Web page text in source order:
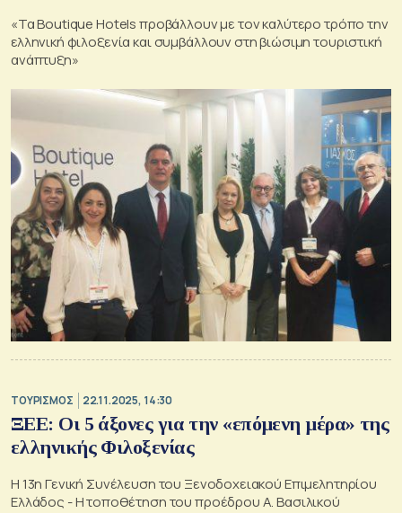
«Τα Boutique Hotels προβάλλουν με τον καλύτερο τρόπο την
ελληνική φιλοξενία και συμβάλλουν στη βιώσιμη τουριστική
ανάπτυξη»
ΤΟΥΡΙΣΜΟΣ 22.11.2025, 14:30
ΞΕΕ: Οι 5 άξονες για την «επόμενη μέρα» της
ελληνικής Φιλοξενίας
Η 13η Γενική Συνέλευση του Ξενοδοχειακού Επιμελητηρίου
Ελλάδος - Η τοποθέτηση του προέδρου Α. Βασιλικού